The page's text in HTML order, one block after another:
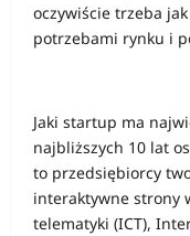
oczywiście trzeba
potrzebami rynku i
Jaki startup ma
najbliższych 10 lat
to przedsiębiorcy
interaktywne strony
telematyki (ICT),